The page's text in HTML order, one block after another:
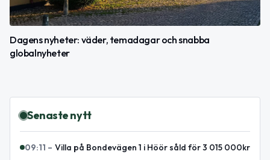
Dagens nyheter: väder, temadagar och snabba
globalnyheter
Senaste nytt
09:11 – Villa på Bondevägen 1 i Höör såld för 3 015 000kr